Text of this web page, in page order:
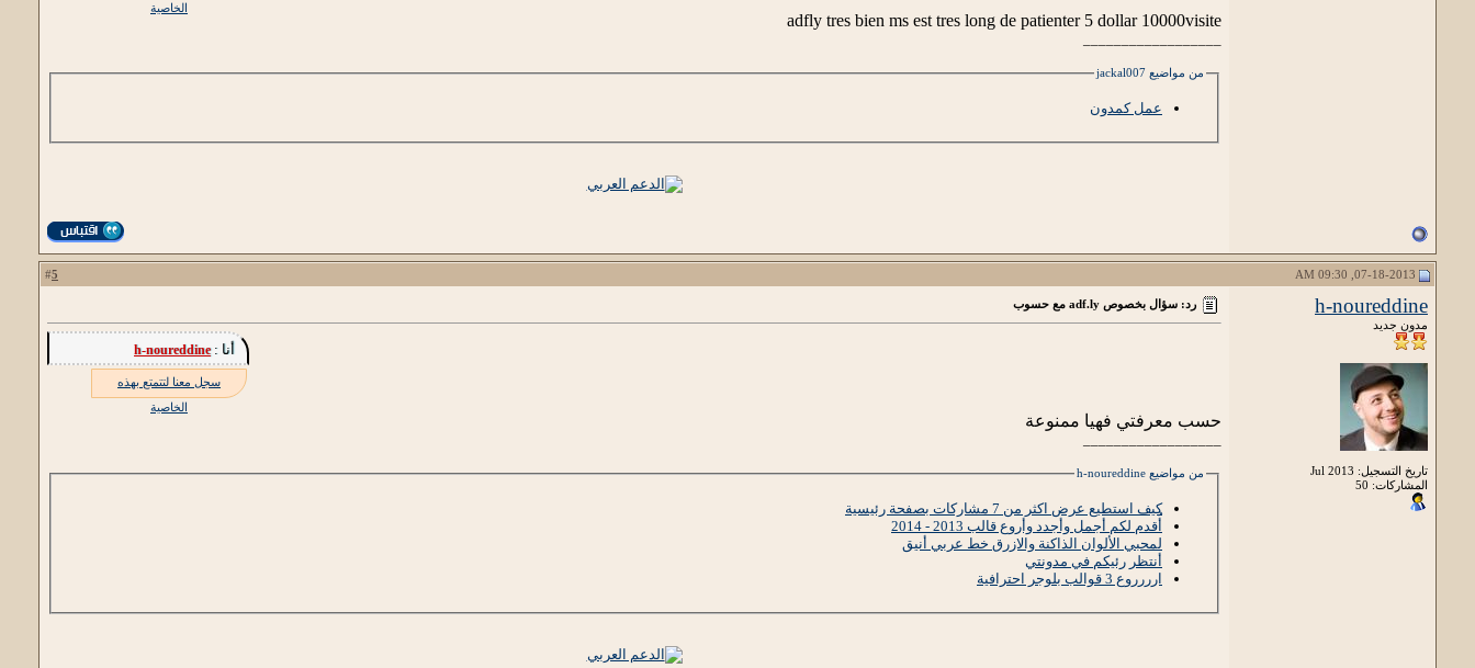
الخاصية
adfly tres bien ms est tres long de patienter 5 dollar 10000visite
من مواضيع jackal007
عمل كمدون
5
h-noureddine
مدون جديد
تاريخ التسجيل: Jul 2013
المشاركات: 50
رد: سؤال بخصوص adf.ly مع حسوب
أنا :h-noureddine
سجل معنا لتتمتع بهذه
الخاصية
حسب معرفتي فهيا ممنوعة
من مواضيع h-noureddine
كيف استطيع عرض اكثر من 7 مشاركات بصفحة رئيسية
أُقدم لكم أجمل وأجدد وأروع قالب 2013 - 2014
لمحبي الألوان الذاكنة والازرق خط عربي أنيق
أنتظر رئيكم في مدونتي
ارررروع 3 قوالب بلوجر احترافية